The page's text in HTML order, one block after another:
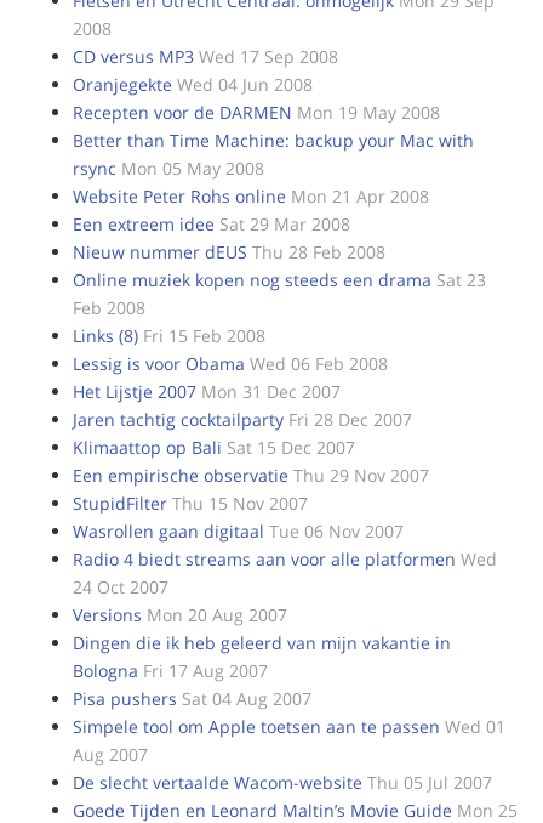
2008
CD versus MP3 Wed 17 Sep 2008
Oranjegekte Wed 04 Jun 2008
Recepten voor de DARMEN Mon 19 May 2008
Better than Time Machine: backup your Mac with
rsync Mon 05 May 2008
Website Peter Rohs online Mon 21 Apr 2008
Een extreem idee Sat 29 Mar 2008
Nieuw nummer dEUS Thu 28 Feb 2008
Online muziek kopen nog steeds een drama Sat 23
Feb 2008
Links (8) Fri 15 Feb 2008
Lessig is voor Obama Wed 06 Feb 2008
Het Lijstje 2007 Mon 31 Dec 2007
Jaren tachtig cocktailparty Fri 28 Dec 2007
Klimaattop op Bali Sat 15 Dec 2007
Een empirische observatie Thu 29 Nov 2007
StupidFilter Thu 15 Nov 2007
Wasrollen gaan digitaal Tue 06 Nov 2007
Radio 4 biedt streams aan voor alle platformen Wed
24 Oct 2007
Versions Mon 20 Aug 2007
Dingen die ik heb geleerd van mijn vakantie in
Bologna Fri 17 Aug 2007
Pisa pushers Sat 04 Aug 2007
Simpele tool om Apple toetsen aan te passen Wed 01
Aug 2007
De slecht vertaalde Wacom-website Thu 05 Jul 2007
Goede Tijden en Leonard Maltin’s Movie Guide Mon 25